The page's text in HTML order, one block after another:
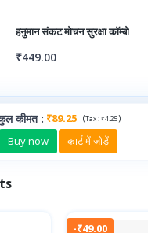
हनुमान संकट मोचन सुरक्षा कॉम्बो
₹449.00
कीमत: ₹89.25 (Tax :₹4.25)
Buy now कार्ट में जोड़ें
-₹49.00